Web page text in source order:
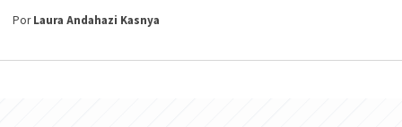
PorLaura Andahazi Kasnya